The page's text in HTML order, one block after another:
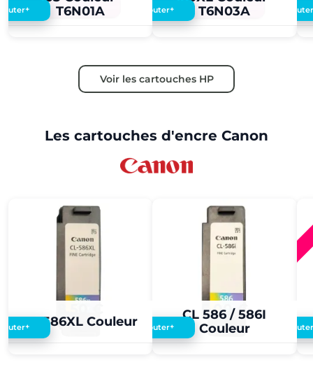
T6N01A
+
T6N03A
Ajouter+
Voir les cartouches HP
Les cartouches d'encre Canon
CL 586XL Couleur
+
CL 586 / 586I
Couleur
5,00 €
Ajouter+